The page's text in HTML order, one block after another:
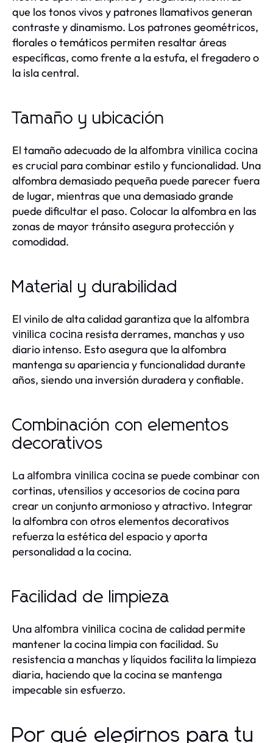
que los tonos vivos y patrones llamativos generan
contraste y dinamismo. Los patrones geométricos,
florales o temáticos permiten resaltar áreas
específicas, como frente a la estufa, el fregadero o
la isla central.
Tamaño y ubicación
El tamaño adecuado de la alfombra vinilica cocina
es crucial para combinar estilo y funcionalidad. Una
alfombra demasiado pequeña puede parecer fuera
de lugar, mientras que una demasiado grande
puede dificultar el paso. Colocar la alfombra en las
zonas de mayor tránsito asegura protección y
comodidad.
Material y durabilidad
El vinilo de alta calidad garantiza que la alfombra
vinilica cocina resista derrames, manchas y uso
diario intenso. Esto asegura que la alfombra
mantenga su apariencia y funcionalidad durante
años, siendo una inversión duradera y confiable.
Combinación con elementos
decorativos
La alfombra vinilica cocina se puede combinar con
cortinas, utensilios y accesorios de cocina para
crear un conjunto armonioso y atractivo. Integrar
la alfombra con otros elementos decorativos
refuerza la estética del espacio y aporta
personalidad a la cocina.
Facilidad de limpieza
Una alfombra vinilica cocina de calidad permite
mantener la cocina limpia con facilidad. Su
resistencia a manchas y líquidos facilita la limpieza
diaria, haciendo que la cocina se mantenga
impecable sin esfuerzo.
Por qué elegirnos para tu